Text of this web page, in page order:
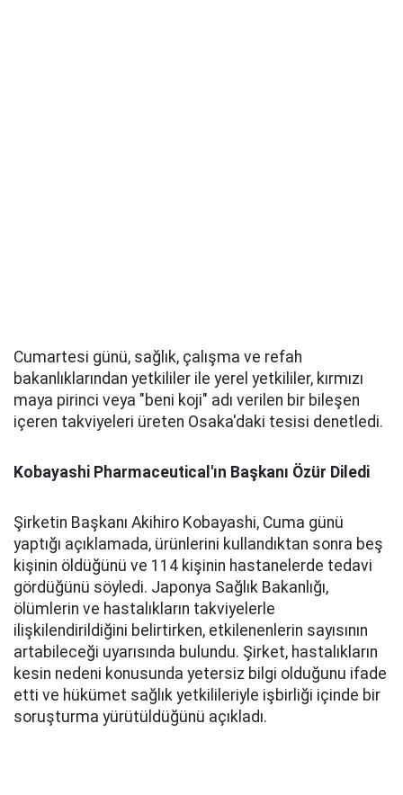
Cumartesi günü, sağlık, çalışma ve refah
bakanlıklarından yetkililer ile yerel yetkililer, kırmızı
maya pirinci veya "beni koji" adı verilen bir bileşen
içeren takviyeleri üreten Osaka'daki tesisi denetledi.
Kobayashi Pharmaceutical'ın Başkanı Özür Diledi
Şirketin Başkanı Akihiro Kobayashi, Cuma günü
yaptığı açıklamada, ürünlerini kullandıktan sonra beş
kişinin öldüğünü ve 114 kişinin hastanelerde tedavi
gördüğünü söyledi. Japonya Sağlık Bakanlığı,
ölümlerin ve hastalıkların takviyelerle
ilişkilendirildiğini belirtirken, etkilenenlerin sayısının
artabileceği uyarısında bulundu. Şirket, hastalıkların
kesin nedeni konusunda yetersiz bilgi olduğunu ifade
etti ve hükümet sağlık yetkilileriyle işbirliği içinde bir
soruşturma yürütüldüğünü açıkladı.